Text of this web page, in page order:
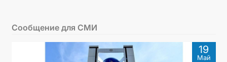
ТУРКМЕНИСТАН
Сообщение для СМИ
19
Май